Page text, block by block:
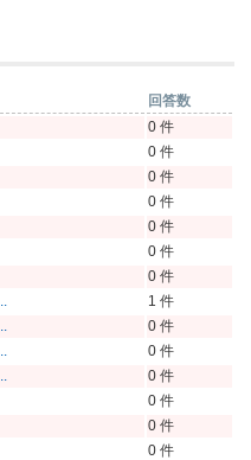
回答数
0 件
0 件
0 件
0 件
0 件
0 件
0 件
1 件
0 件
0 件
0 件
0 件
0 件
0 件